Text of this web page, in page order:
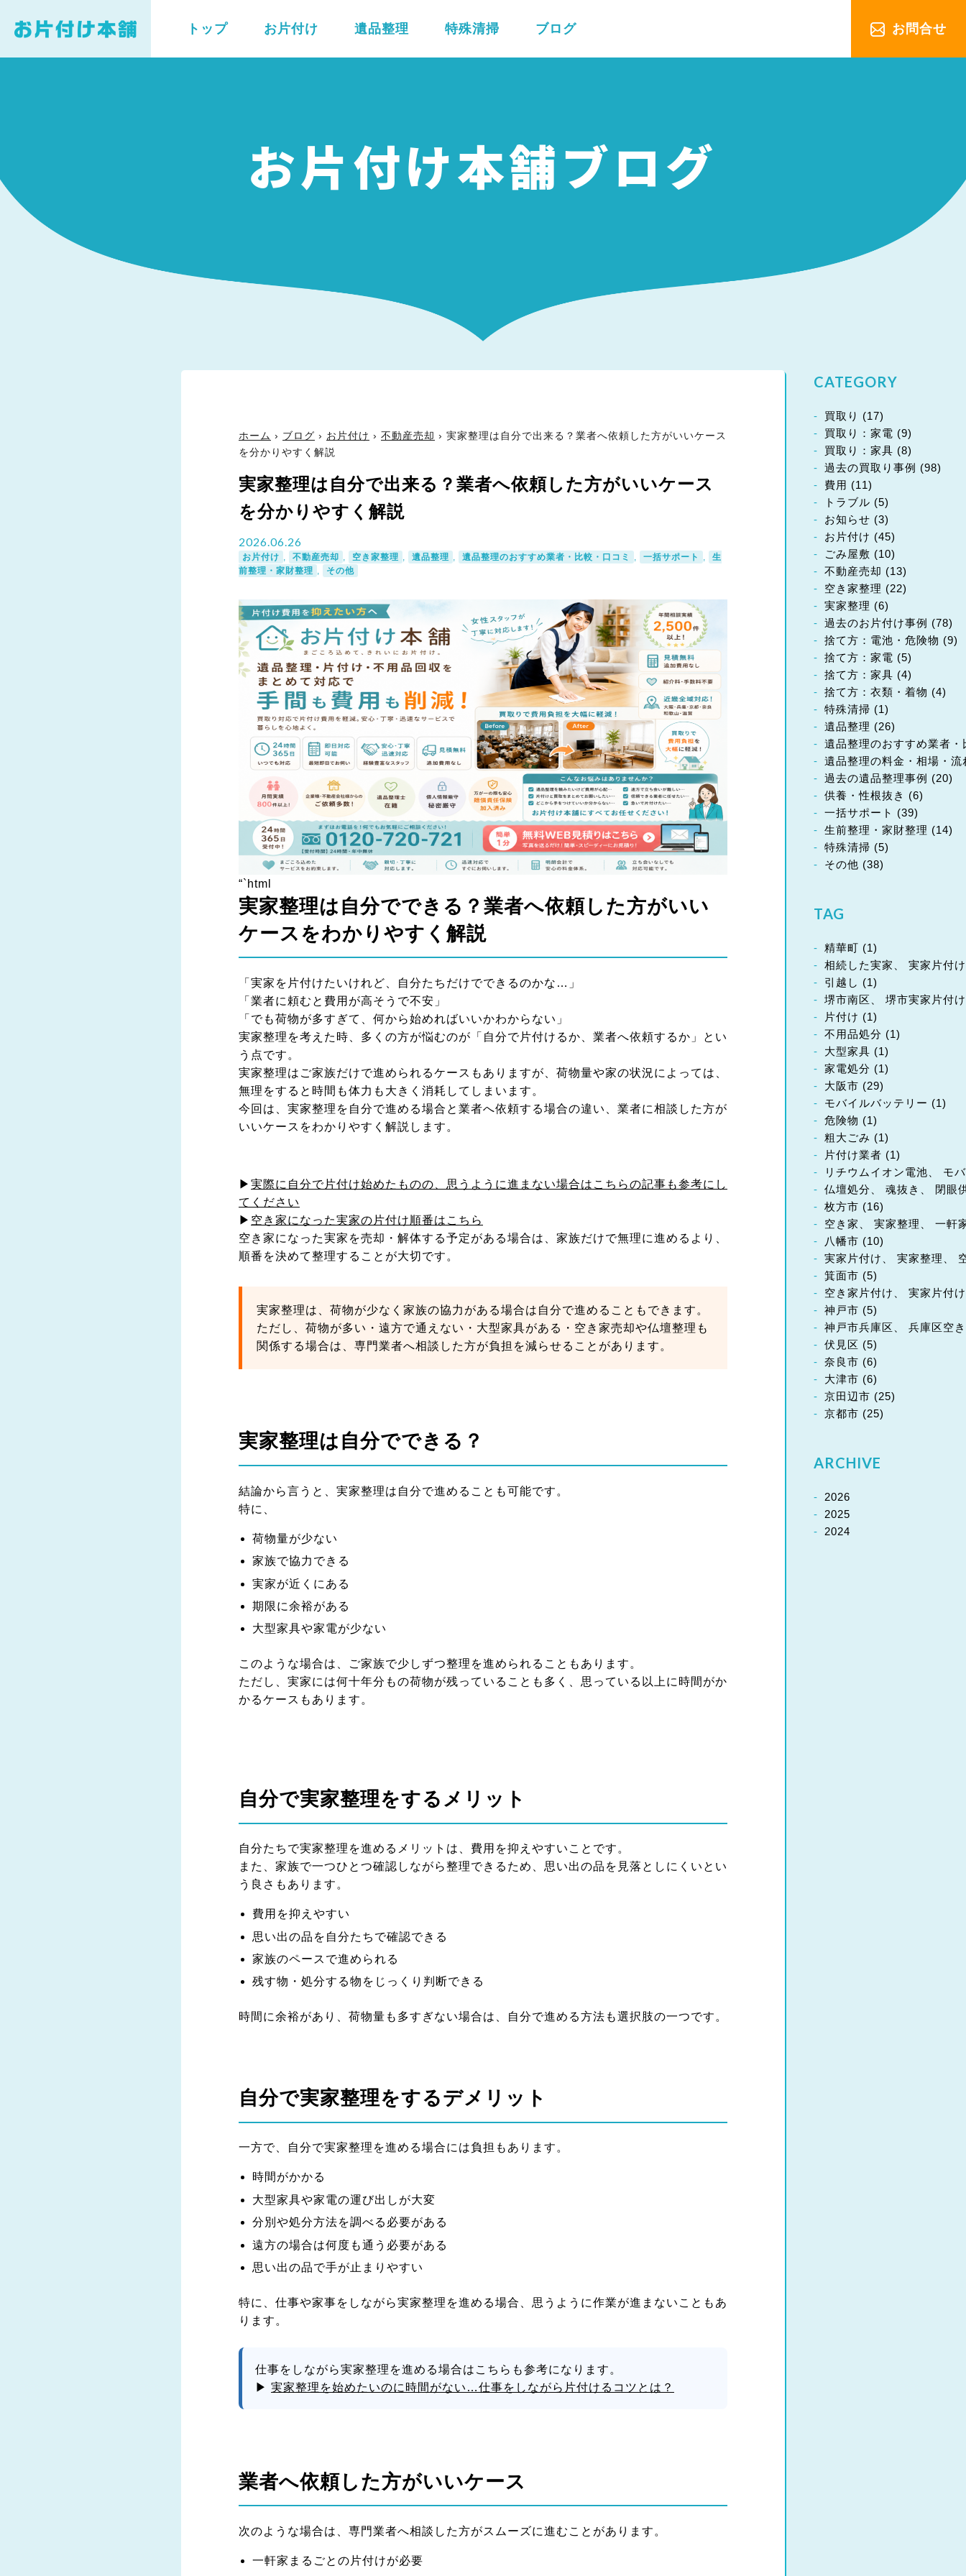
トップ お片付け 遺品整理 特殊清掃 ブログ お問合せ
お片付け本舗ブログ
ホーム › ブログ › お片付け › 不動産売却 › 実家整理は自分で出来る？業者へ依頼した方がいいケース
を分かりやすく解説
実家整理は自分で出来る？業者へ依頼した方がいいケース
を分かりやすく解説
2026.06.26
お片付け , 不動産売却 , 空き家整理 , 遺品整理 , 遺品整理のおすすめ業者・比較・口コミ , 一括サポート ,
生
前整理・家財整理 , その他
“`html
実家整理は自分でできる？業者へ依頼した方がいい
ケースをわかりやすく解説
「実家を片付けたいけれど、自分たちだけでできるのかな…」
「業者に頼むと費用が高そうで不安」
「でも荷物が多すぎて、何から始めればいいかわからない」
実家整理を考えた時、多くの方が悩むのが「自分で片付けるか、業者へ依頼するか」とい
う点です。
実家整理はご家族だけで進められるケースもありますが、荷物量や家の状況によっては、
無理をすると時間も体力も大きく消耗してしまいます。
今回は、実家整理を自分で進める場合と業者へ依頼する場合の違い、業者に相談した方が
いいケースをわかりやすく解説します。
▶ 実際に自分で片付け始めたものの、思うように進まない場合はこちらの記事も参考にし
てください
▶ 空き家になった実家の片付け順番はこちら
空き家になった実家を売却・解体する予定がある場合は、家族だけで無理に進めるより、
順番を決めて整理することが大切です。
実家整理は、荷物が少なく家族の協力がある場合は自分で進めることもできます。
ただし、荷物が多い・遠方で通えない・大型家具がある・空き家売却や仏壇整理も
関係する場合は、専門業者へ相談した方が負担を減らせることがあります。
実家整理は自分でできる？
結論から言うと、実家整理は自分で進めることも可能です。
特に、
荷物量が少ない
家族で協力できる
実家が近くにある
期限に余裕がある
大型家具や家電が少ない
このような場合は、ご家族で少しずつ整理を進められることもあります。
ただし、実家には何十年分もの荷物が残っていることも多く、思っている以上に時間がか
かるケースもあります。
自分で実家整理をするメリット
自分たちで実家整理を進めるメリットは、費用を抑えやすいことです。
また、家族で一つひとつ確認しながら整理できるため、思い出の品を見落としにくいとい
う良さもあります。
費用を抑えやすい
思い出の品を自分たちで確認できる
家族のペースで進められる
残す物・処分する物をじっくり判断できる
時間に余裕があり、荷物量も多すぎない場合は、自分で進める方法も選択肢の一つです。
自分で実家整理をするデメリット
一方で、自分で実家整理を進める場合には負担もあります。
時間がかかる
大型家具や家電の運び出しが大変
分別や処分方法を調べる必要がある
遠方の場合は何度も通う必要がある
思い出の品で手が止まりやすい
特に、仕事や家事をしながら実家整理を進める場合、思うように作業が進まないこともあ
ります。
仕事をしながら実家整理を進める場合はこちらも参考になります。
▶ 実家整理を始めたいのに時間がない…仕事をしながら片付けるコツとは？
業者へ依頼した方がいいケース
次のような場合は、専門業者へ相談した方がスムーズに進むことがあります。
一軒家まるごとの片付けが必要
CATEGORY
買取り (17)
買取り：家電 (9)
買取り：家具 (8)
過去の買取り事例 (98)
費用 (11)
トラブル (5)
お知らせ (3)
お片付け (45)
ごみ屋敷 (10)
不動産売却 (13)
空き家整理 (22)
実家整理 (6)
過去のお片付け事例 (78)
捨て方：電池・危険物 (9)
捨て方：家電 (5)
捨て方：家具 (4)
捨て方：衣類・着物 (4)
特殊清掃 (1)
遺品整理 (26)
遺品整理のおすすめ業者・
遺品整理の料金・相場・流
過去の遺品整理事例 (20)
供養・性根抜き (6)
一括サポート (39)
生前整理・家財整理 (14)
特殊清掃 (5)
その他 (38)
TAG
精華町 (1)
相続した実家、 実家片付
引越し (1)
堺市南区、 堺市実家片付
片付け (1)
不用品処分 (1)
大型家具 (1)
家電処分 (1)
大阪市 (29)
モバイルバッテリー (1)
危険物 (1)
粗大ごみ (1)
片付け業者 (1)
リチウムイオン電池、 モ
仏壇処分、 魂抜き、 閉眼
枚方市 (16)
空き家、 実家整理、 一軒
八幡市 (10)
実家片付け、 実家整理、
箕面市 (5)
空き家片付け、 実家片付
神戸市 (5)
神戸市兵庫区、 兵庫区空
伏見区 (5)
奈良市 (6)
大津市 (6)
京田辺市 (25)
京都市 (25)
ARCHIVE
2026
2025
2024